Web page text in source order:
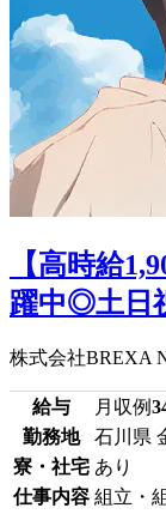
【高時給
躍中◎土日
株式会社BREXA
給与 月収例
勤務地
石川県
寮・社宅 あり
仕事内容 組立・